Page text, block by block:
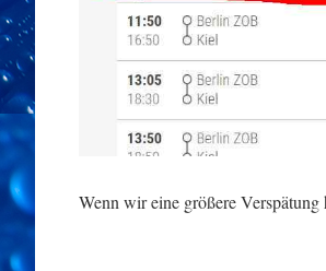
Wenn wir eine größere